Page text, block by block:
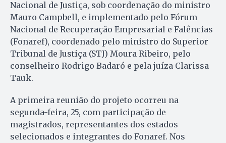
Nacional de Justiça, sob coordenação do ministro
Mauro Campbell, e implementado pelo Fórum
Nacional de Recuperação Empresarial e Falências
(Fonaref), coordenado pelo ministro do Superior
Tribunal de Justiça (STJ) Moura Ribeiro, pelo
conselheiro Rodrigo Badaró e pela juíza Clarissa
Tauk.
A primeira reunião do projeto ocorreu na
segunda-feira, 25, com participação de
magistrados, representantes dos estados
selecionados e integrantes do Fonaref. Nos